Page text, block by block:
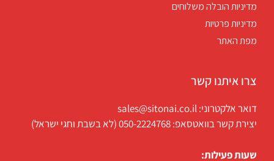
מדיניות הובלה משלוחים
מדיניות פרטיות
מפת האתר
צרו איתנו קשר
דואר אלקטרוני: sales@sitonai.co.il
יצירת קשר בוואטסאפ: 050-2224768 (לא בשבת וחגי ישראל)
שעות פעילות: